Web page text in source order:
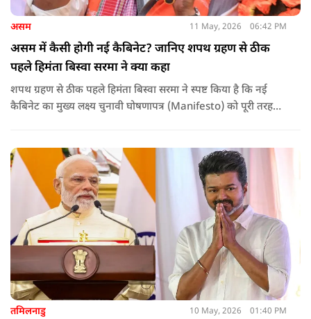
असम 11 May, 2026 06:42 PM
असम में कैसी होगी नई कैबिनेट? जानिए शपथ ग्रहण से ठीक
पहले हिमंता बिस्वा सरमा ने क्या कहा
शपथ ग्रहण से ठीक पहले हिमंता बिस्वा सरमा ने स्पष्ट किया है कि नई
कैबिनेट का मुख्य लक्ष्य चुनावी घोषणापत्र (Manifesto) को पूरी तरह
तमिलनाडु 10 May, 2026 01:40 PM